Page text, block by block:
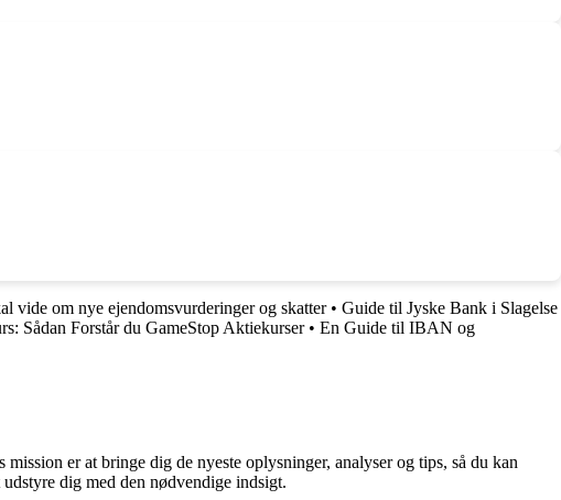
vide om nye ejendomsvurderinger og skatter• Guide til Jyske Bank i Slagelse
Sådan Forstår du GameStop Aktiekurser• En Guide til IBAN og
er at bringe dig de nyeste oplysninger, analyser og tips, så du kan
dig med den nødvendige indsigt.